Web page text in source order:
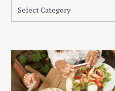
t
r
Select Category